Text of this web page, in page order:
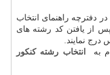
دفترچه راهنمای انتخاب
از یافتن کد رشته های
نمایند.
به
انتخاب رشته کنکور